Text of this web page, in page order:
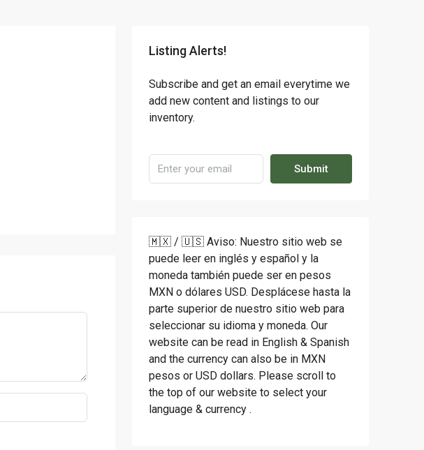
Listing Alerts!
Subscribe and get an email everytime we
add new content and listings to our
inventory.
Submit
🇲🇽 / 🇺🇸 Aviso: Nuestro sitio web se
puede leer en inglés y español y la
moneda también puede ser en pesos
MXN o dólares USD. Desplácese hasta la
parte superior de nuestro sitio web para
seleccionar su idioma y moneda. Our
website can be read in English & Spanish
and the currency can also be in MXN
pesos or USD dollars. Please scroll to
the top of our website to select your
language & currency .